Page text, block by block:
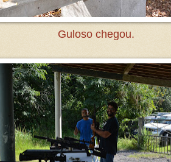
Guloso chegou.